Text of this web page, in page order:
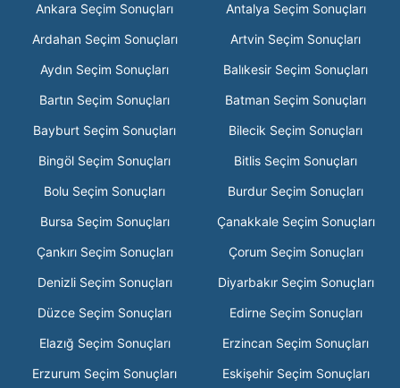
Ankara Seçim Sonuçları
Antalya Seçim Sonuçları
Ardahan Seçim Sonuçları
Artvin Seçim Sonuçları
Aydın Seçim Sonuçları
Balıkesir Seçim Sonuçları
Bartın Seçim Sonuçları
Batman Seçim Sonuçları
Bayburt Seçim Sonuçları
Bilecik Seçim Sonuçları
Bingöl Seçim Sonuçları
Bitlis Seçim Sonuçları
Bolu Seçim Sonuçları
Burdur Seçim Sonuçları
Bursa Seçim Sonuçları
Çanakkale Seçim Sonuçları
Çankırı Seçim Sonuçları
Çorum Seçim Sonuçları
Denizli Seçim Sonuçları
Diyarbakır Seçim Sonuçları
Düzce Seçim Sonuçları
Edirne Seçim Sonuçları
Elazığ Seçim Sonuçları
Erzincan Seçim Sonuçları
Erzurum Seçim Sonuçları
Eskişehir Seçim Sonuçları